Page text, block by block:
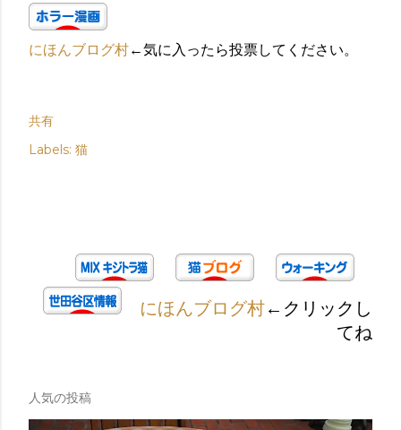
にほんブログ村←気に入ったら投票してください。
共有
Labels: 猫
にほんブログ村←クリックし
てね
人気の投稿